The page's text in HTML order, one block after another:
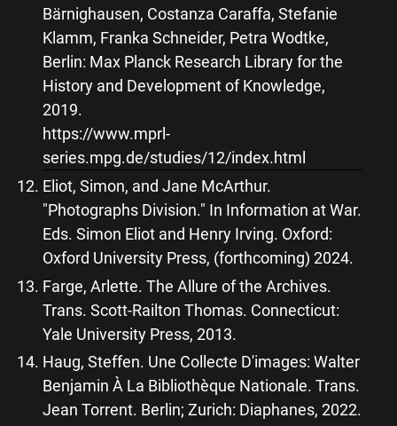
Bärnighausen, Costanza Caraffa, Stefanie
Klamm, Franka Schneider, Petra Wodtke,
Berlin: Max Planck Research Library for the
History and Development of Knowledge,
2019.
https://www.mprl-
series.mpg.de/studies/12/index.html
Eliot, Simon, and Jane McArthur.
"Photographs Division." In Information at War.
Eds. Simon Eliot and Henry Irving. Oxford:
Oxford University Press, (forthcoming) 2024.
Farge, Arlette. The Allure of the Archives.
Trans. Scott-Railton Thomas. Connecticut:
Yale University Press, 2013.
Haug, Steffen. Une Collecte D'images: Walter
Benjamin À La Bibliothèque Nationale. Trans.
Jean Torrent. Berlin; Zurich: Diaphanes, 2022.